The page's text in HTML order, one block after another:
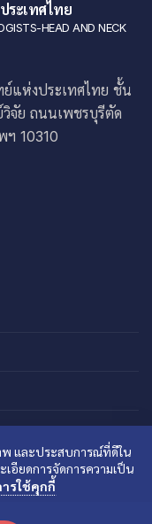
ระเทศไทย
HEAD AND NECK
แห่งประเทศไทย ชั้น
จัย ถนนเพชรบุรีตัด
ฯ 10310
และประสบการณ์ที่ดีใน
อียดการจัดการความเป็น
รใช้คุกกี้